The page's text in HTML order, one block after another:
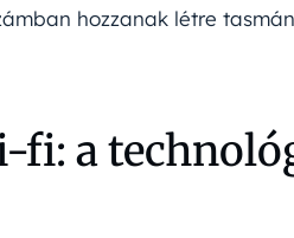
hozzanak létre
fi: a